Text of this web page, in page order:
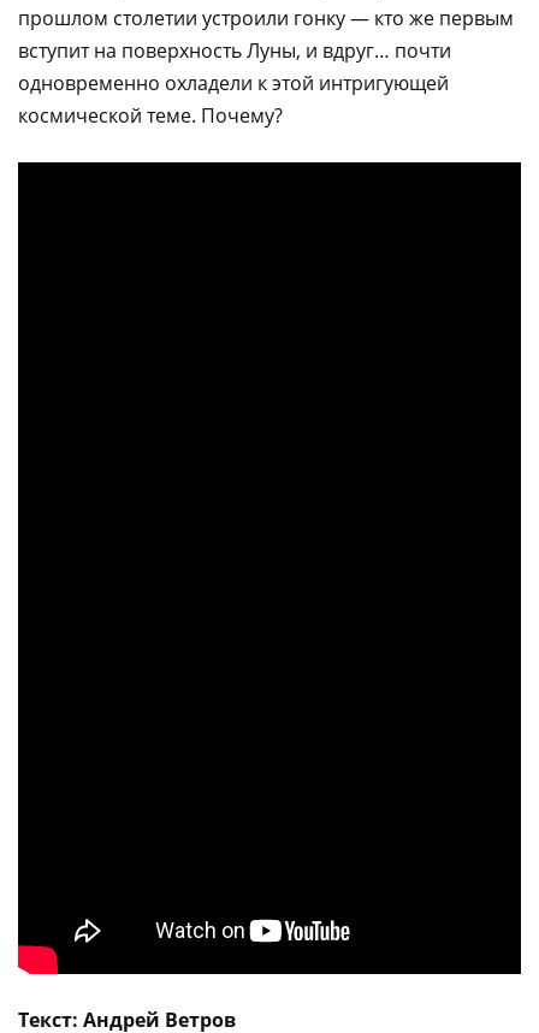
прошлом столетии устроили гонку — кто же первым
вступит на поверхность Луны, и вдруг… почти
одновременно охладели к этой интригующей
космической теме. Почему?
Текст: Андрей Ветров